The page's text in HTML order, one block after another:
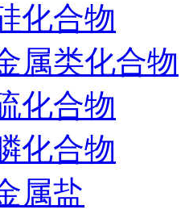
化合物
属类化合物
化合物
化合物
属盐